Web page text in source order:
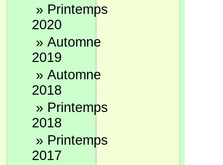
» Printemps
2020
» Automne
2019
» Automne
2018
» Printemps
2018
» Printemps
2017